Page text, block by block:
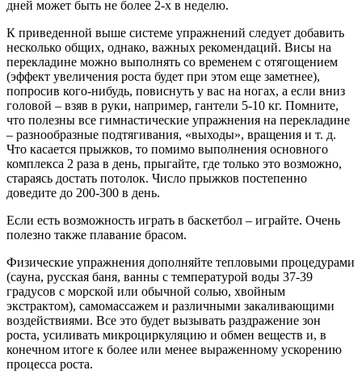
дней может быть не более 2-х в неделю.
К приведенной выше системе упражнений следует добавить
несколько общих, однако, важных рекомендаций. Висы на
перекладине можно выполнять со временем с отягощением
(эффект увеличения роста будет при этом еще заметнее),
попросив кого-нибудь, повиснуть у вас на ногах, а если вниз
головой – взяв в руки, например, гантели 5-10 кг. Помните,
что полезны все гимнастические упражнения на перекладине
– разнообразные подтягивания, «выходы», вращения и т. д.
Что касается прыжков, то помимо выполнения основного
комплекса 2 раза в день, прыгайте, где только это возможно,
стараясь достать потолок. Число прыжков постепенно
доведите до 200-300 в день.
Если есть возможность играть в баскетбол – играйте. Очень
полезно также плавание брасом.
Физические упражнения дополняйте тепловыми процедурами
(сауна, русская баня, ванны с температурой воды 37-39
градусов с морской или обычной солью, хвойным
экстрактом), самомассажем и различными закаливающими
воздействиями. Все это будет вызывать раздражение зон
роста, усиливать микроциркуляцию и обмен веществ и, в
конечном итоге к более или менее выраженному ускорению
процесса роста.